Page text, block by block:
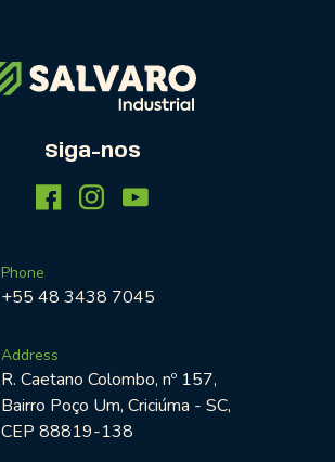
Siga-nos
Phone
+55 48 3438 7045
Address
R. Caetano Colombo, nº 157,
Bairro Poço Um, Criciúma - SC,
CEP 88819-138